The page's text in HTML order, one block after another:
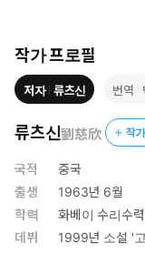
있다.
일정 수준의 문명이 있
소 연방은 생명이 존재
은 항성을 파괴시키며
가장 먼저에 발견된
한다. 산골 마을 아이
스트를 통과할 수 있을
작가 프로필
저자 류츠신 번역
류츠신劉慈欣 작
국적
중국
출생
1963년 6월
학력
화베이 수리수
데뷔
1999년 소설 '